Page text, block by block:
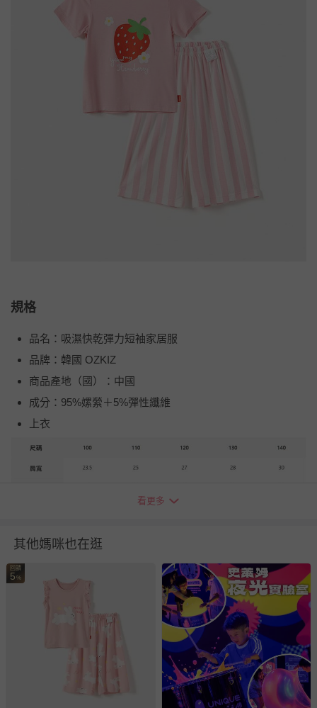
規格
品名：吸濕快乾彈力短袖家居服
品牌：韓國 OZKIZ
商品產地（國）：中國
成分：95%嫘縈＋5%彈性纖維
上衣
下著
1. 尺寸表單位皆為公分(cm)，實際尺寸會因布料彈性、水洗、
看更多
其他媽咪也在逛
回饋
5 %